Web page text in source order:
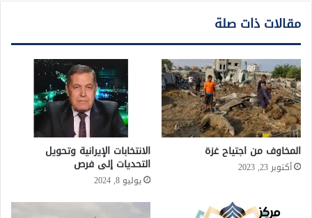
مقالات ذات صلة
المخاوف من اجتياح غزة
أكتوبر 23, 2023
الانتخابات الإيرانية وتحويل
التحديات إلى فرص
يوليو 8, 2024